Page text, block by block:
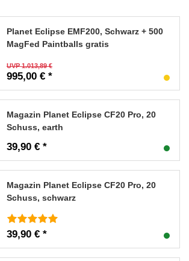
Planet Eclipse EMF200, Schwarz + 500
MagFed Paintballs gratis
UVP 1.013,89 €
995,00 € *
Magazin Planet Eclipse CF20 Pro, 20
Schuss, earth
39,90 € *
Magazin Planet Eclipse CF20 Pro, 20
Schuss, schwarz
39,90 € *